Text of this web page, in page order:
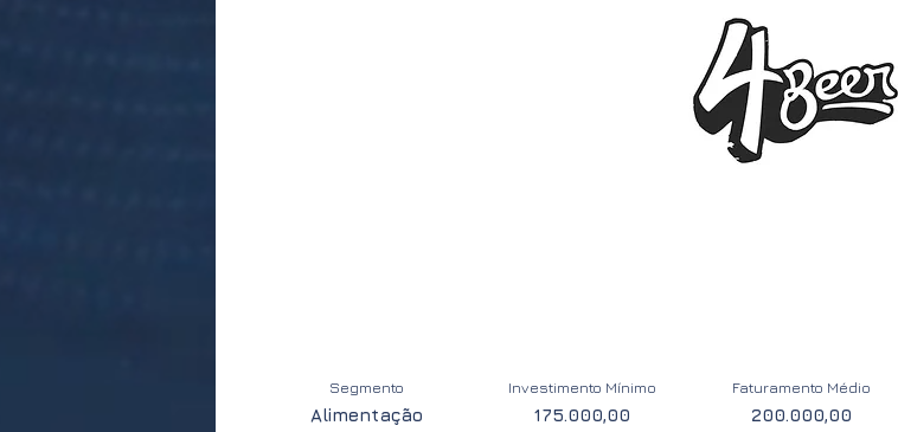
Segmento
Alimentação
Investimento Mínimo
175.000,00
Faturamento Médio
200.000,00